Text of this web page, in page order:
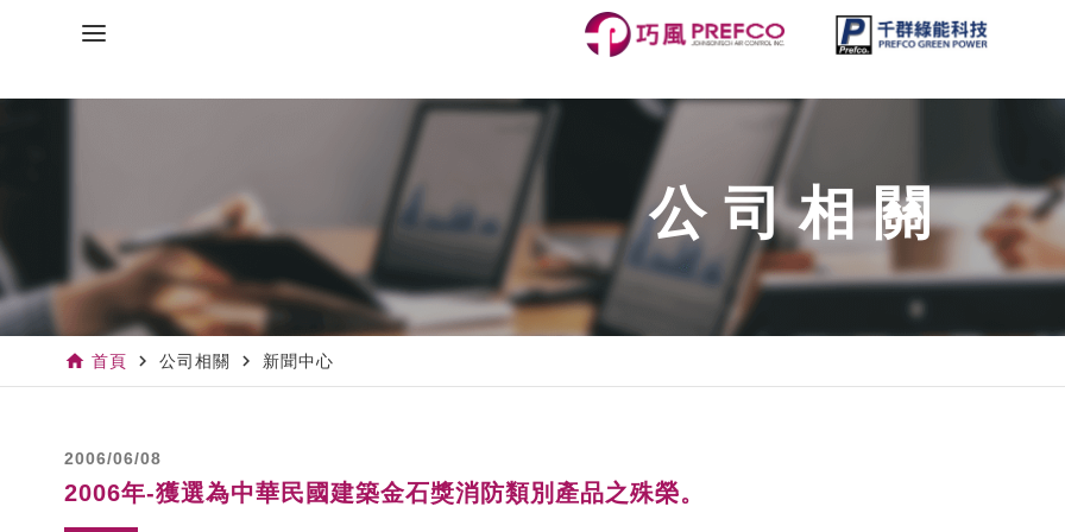
公司相關
home 首頁 navigate_next 公司相關 navigate_next 新聞中心
2006/06/08
2006年-獲選為中華民國建築金石獎消防類別產品之殊榮。